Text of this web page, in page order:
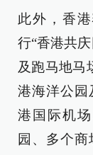
此外，香
行“香港共
及跑马地马
港海洋公园
港国际机
园、多个